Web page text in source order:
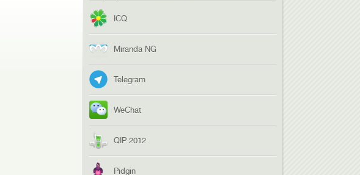
ICQ
Miranda NG
Telegram
WeChat
QIP 2012
Pidgin